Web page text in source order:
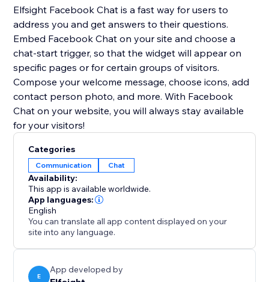
Elfsight Facebook Chat is a fast way for users to
address you and get answers to their questions.
Embed Facebook Chat on your site and choose a
chat-start trigger, so that the widget will appear on
specific pages or for certain groups of visitors.
Compose your welcome message, choose icons, add
contact person photo, and more. With Facebook
Chat on your website, you will always stay available
for your visitors!
Categories
Communication Chat
Availability:
This app is available worldwide.
App languages:
English
You can translate all app content displayed on your
site into any language.
E
App developed by